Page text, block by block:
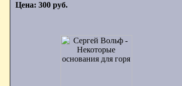
Цена: 300 руб.